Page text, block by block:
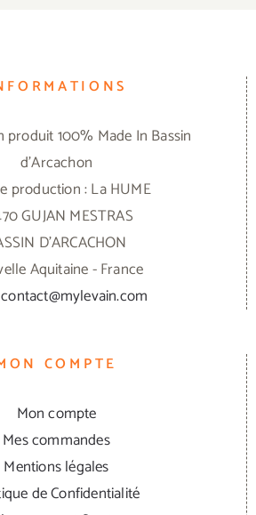
produit 100% Made In Bassin
d'Arcachon
production : La HUME
GUJAN MESTRAS
D'ARCACHON
Aquitaine - France
contact@mylevain.com
COMPTE
Mon compte
Mes commandes
Mentions légales
de Confidentialité